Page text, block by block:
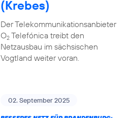
(Krebes)
Der Telekommunikationsanbieter
O2Telefónica treibt den
Netzausbau im sächsischen
Vogtland weiter voran.
02. September 2025